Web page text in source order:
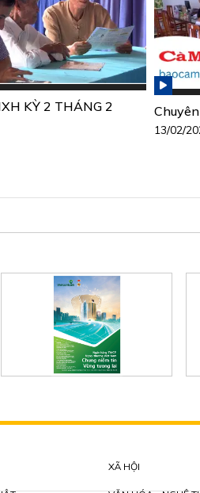
KỲ 2 THÁNG 2
13/02/
XÃ HỘI